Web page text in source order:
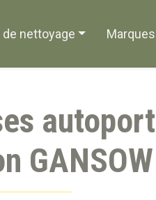
nettoyage
GANSOW